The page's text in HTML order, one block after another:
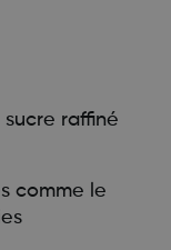
sucre raffiné
comme le